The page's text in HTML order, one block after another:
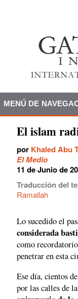
MENÚ DE
El islam
por Khaled Abu
El Medio
11 de Junio de
Traducción del
Ramallah
Lo sucedido el
considerada
como
penetrar en esta
Ese día, cientos
por las calles de